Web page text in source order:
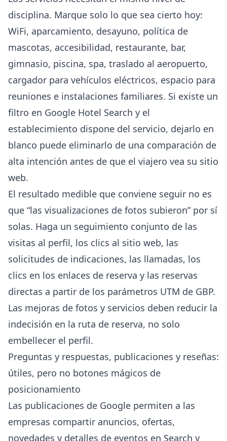
disciplina. Marque solo lo que sea cierto hoy:
WiFi, aparcamiento, desayuno, política de
mascotas, accesibilidad, restaurante, bar,
gimnasio, piscina, spa, traslado al aeropuerto,
cargador para vehículos eléctricos, espacio para
reuniones e instalaciones familiares. Si existe un
filtro en Google Hotel Search y el
establecimiento dispone del servicio, dejarlo en
blanco puede eliminarlo de una comparación de
alta intención antes de que el viajero vea su sitio
web.
El resultado medible que conviene seguir no es
que “las visualizaciones de fotos subieron” por sí
solas. Haga un seguimiento conjunto de las
visitas al perfil, los clics al sitio web, las
solicitudes de indicaciones, las llamadas, los
clics en los enlaces de reserva y las reservas
directas a partir de los parámetros UTM de GBP.
Las mejoras de fotos y servicios deben reducir la
indecisión en la ruta de reserva, no solo
embellecer el perfil.
Preguntas y respuestas, publicaciones y reseñas:
útiles, pero no botones mágicos de
posicionamiento
Las publicaciones de Google permiten a las
empresas compartir anuncios, ofertas,
novedades y detalles de eventos en Search y